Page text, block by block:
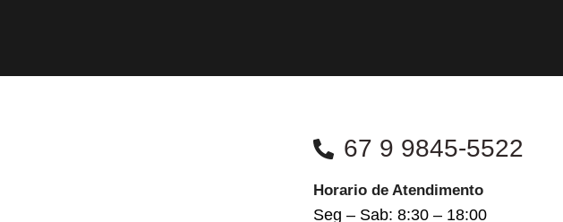
67 9 9845-5522
Horario de Atendimento
Seg – Sab: 8:30 – 18:00